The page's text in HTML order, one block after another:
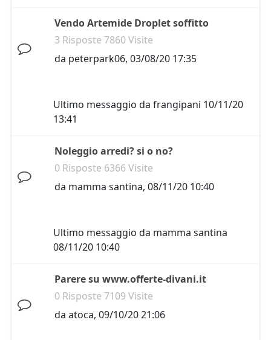
Vendo Artemide Droplet soffitto
3 Risposte 7860 Visite
da peterpark06, 03/08/20 17:35
Ultimo messaggio da frangipani 10/11/20
13:41
Noleggio arredi? si o no?
0 Risposte 6366 Visite
da mamma santina, 08/11/20 10:40
Ultimo messaggio da mamma santina
08/11/20 10:40
Parere su www.offerte-divani.it
0 Risposte 7109 Visite
da atoca, 09/10/20 21:06